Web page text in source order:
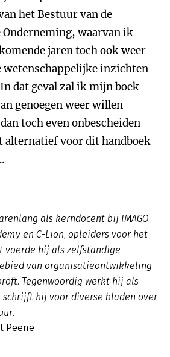
het Bestuur van de
waarvan ik
jaren toch ook weer
wetenschappelijke inzichten
dat geval zal ik mijn boek
genoegen weer willen
toch even onbescheiden
alternatief voor dit handboek
als kerndocent bij IMAGO
en C-Lion, opleiders voor het
voerde hij als zelfstandige
van organisatieontwikkeling
Tegenwoordig werkt hij als
schrijft hij voor diverse bladen over
Peene